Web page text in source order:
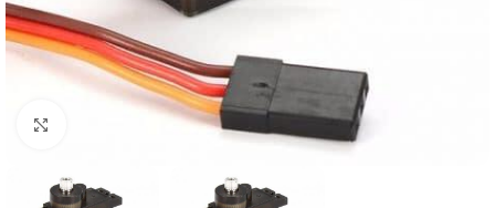
Cliquez pour agrandir